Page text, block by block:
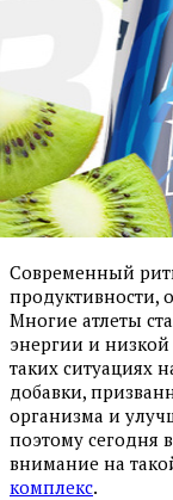
Современный
продуктивности,
Многие атлеты
энергии и
таких ситуациях
добавки,
организма и
поэтому сегодня
внимание на
комплекс.